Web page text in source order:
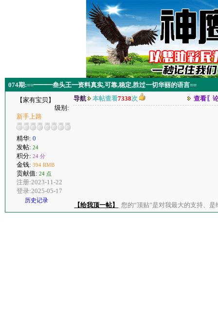
074期:==━━━叁头王━资料真实,可靠,稳定,胜过一切华丽的语言==
【家有宝贝】
级别:
新手上路
精华: 0
发帖: 24
积分: 24 分
金钱: 394 RMB
贡献值: 24 点
注册:2023-11-22
登录:2025-05-17
历史记录
导航 本帖查看7338次 查看〖
【给我顶一帖】 您的“顶贴”是对我最大的支持、